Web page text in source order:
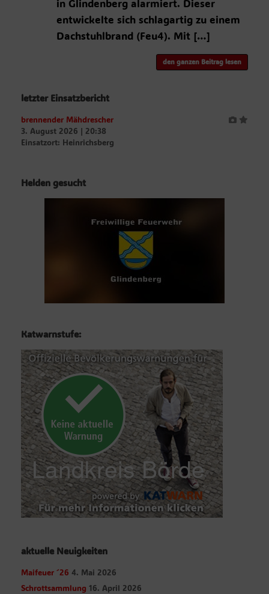
in Glindenberg alarmiert. Dieser
entwickelte sich schlagartig zu einem
Dachstuhlbrand (Feu4). Mit […]
den ganzen Beitrag lesen
letzter Einsatzbericht
brennender Mähdrescher
3. August 2026 | 20:38
Einsatzort: Heinrichsberg
Helden gesucht
Katwarnstufe:
aktuelle Neuigkeiten
Maifeuer ´26 4. Mai 2026
Schrottsammlung 16. April 2026